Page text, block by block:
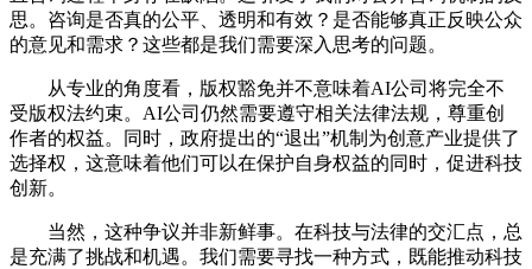
思。咨询是否真的公平、透明和有效？是否能够真正反映公众
的意见和需求？这些都是我们需要深入思考的问题。
从专业的角度看，版权豁免并不意味着AI公司将完全不
受版权法约束。AI公司仍然需要遵守相关法律法规，尊重创
作者的权益。同时，政府提出的“退出”机制为创意产业提供了
选择权，这意味着他们可以在保护自身权益的同时，促进科技
创新。
当然，这种争议并非新鲜事。在科技与法律的交汇点，总
是充满了挑战和机遇。我们需要寻找一种方式，既能推动科技